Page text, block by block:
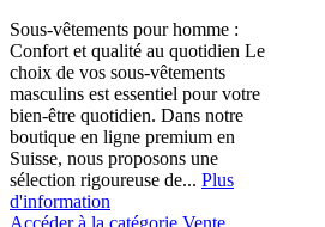
Sous-vêtements pour homme :
Confort et qualité au quotidien Le
choix de vos sous-vêtements
masculins est essentiel pour votre
bien-être quotidien. Dans notre
boutique en ligne premium en
Suisse, nous proposons une
sélection rigoureuse de... Plus
d'information
Accéder à la catégorie Vente